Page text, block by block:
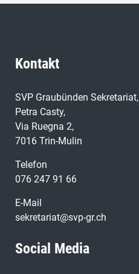
Kontakt
SVP Graubünden Sekretariat,
Petra Casty,
Via Ruegna 2,
7016 Trin-Mulin
Telefon
076 247 91 66
E-Mail
sekretariat@svp-gr.ch
Social Media